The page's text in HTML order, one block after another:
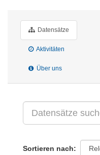
Datensätze
Aktivitäten
Über uns
Sortieren nach